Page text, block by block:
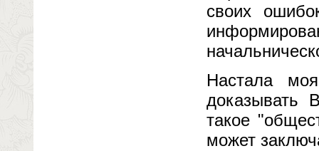
своих
Настала
доказывать
такое
может